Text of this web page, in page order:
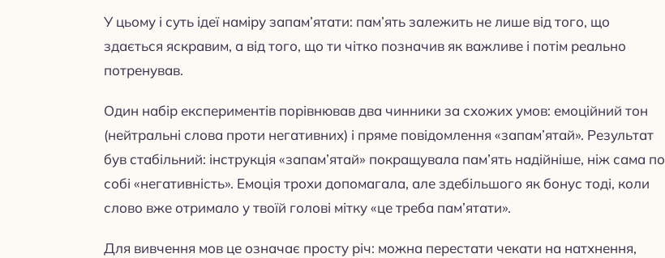
У цьому і суть ідеї наміру запам’ятати: пам’ять залежить не лише від того, що
здається яскравим, а від того, що ти чітко позначив як важливе і потім реально
потренував.
Один набір експериментів порівнював два чинники за схожих умов: емоційний тон
(нейтральні слова проти негативних) і пряме повідомлення «запам’ятай». Результат
був стабільний: інструкція «запам’ятай» покращувала пам’ять надійніше, ніж сама по
собі «негативність». Емоція трохи допомагала, але здебільшого як бонус тоді, коли
слово вже отримало у твоїй голові мітку «це треба пам’ятати».
Для вивчення мов це означає просту річ: можна перестати чекати на натхнення,